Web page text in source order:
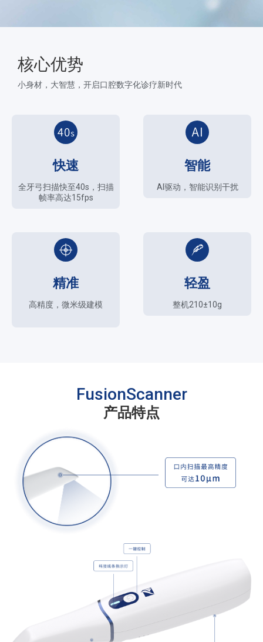
核心优势
小身材，大智慧，开启口腔数字化诊疗新时代
快速
全牙弓扫描快至40s，扫描
帧率高达15fps
智能
AI驱动，智能识别干扰
精准
高精度，微米级建模
轻盈
整机210±10g
FusionScanner
产品特点